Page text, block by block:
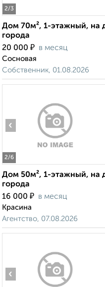
2/3
Дом 70м², 1-этажный, на
города
20 000 ₽ в месяц
Сосновая
Собственник, 01.08.2026
2/6
‹
Дом 50м², 1-этажный, на
города
16 000 ₽ в месяц
Красина
Агентство, 07.08.2026
‹